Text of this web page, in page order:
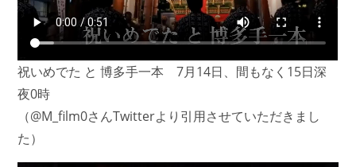
祝いめでた と 博多手一本 7月14日、間もなく15日深
夜0時
（@M_film0さんTwitterより引用させていただきまし
た）